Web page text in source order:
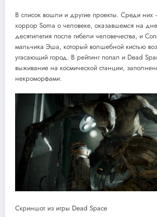
В список вошли и другие проекты. Среди них
хоррор Soma о человеке, оказавшемся на дне
десятилетия после гибели человечества, и
мальчика Эша, который волшебной кистью
угасающий город. В рейтинг попал и Dead
выживание на космической станции,
некроморфами.
Скриншот из игры Dead Space